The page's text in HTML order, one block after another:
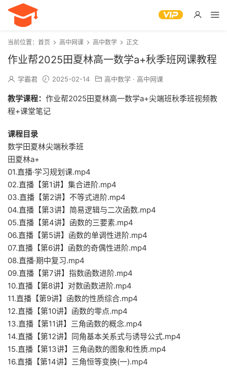
当前位置： 首页 高中网课 高中数学 正文
作业帮2025田夏林高一数学a+秋季班网课教程
学霸君 2025-02-14 高中数学 · 高中网课
教学课程： 作业帮2025田夏林高一数学a+尖端班秋季班视频教
程+课堂笔记
课程目录
数学田夏林尖端秋季班
田夏林a+
01.直播·学习规划课.mp4
02.直播【第1讲】集合进阶.mp4
03.直播【第2讲】不等式进阶.mp4
04.直播【第3讲】简易逻辑与二次函数.mp4
05.直播【第4讲】函数的三要素.mp4
06.直播【第5讲】函数的单调性进阶.mp4
07.直播【第6讲】函数的奇偶性进阶.mp4
08.直播·期中复习.mp4
09.直播【第7讲】指数函数进阶.mp4
10.直播【第8讲】对数函数进阶.mp4
11.直播【第9讲】函数的性质综合.mp4
12.直播【第10讲】函数的零点.mp4
13.直播【第11讲】三角函数的概念.mp4
14.直播【第12讲】同角基本关系式与诱导公式.mp4
15.直播【第13讲】三角函数的图象和性质.mp4
16.直播【第14讲】三角恒等变换(一).mp4